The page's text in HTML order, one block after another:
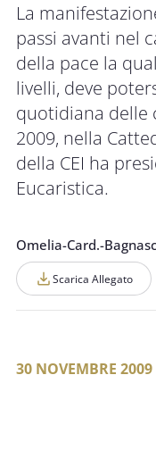
La
passi avanti nel
della pace la
livelli, deve
quotidiana delle
2009, nella
della CEI ha
Eucaristica.
Omelia-Card.-
Scarica Allegato
30 NOVEMBRE 2009